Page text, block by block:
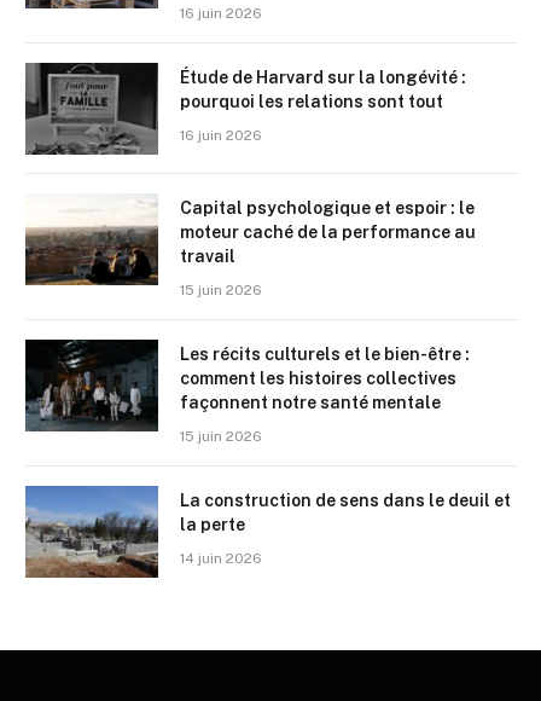
16 juin 2026
Étude de Harvard sur la longévité :
pourquoi les relations sont tout
16 juin 2026
Capital psychologique et espoir : le
moteur caché de la performance au
travail
15 juin 2026
Les récits culturels et le bien-être :
comment les histoires collectives
façonnent notre santé mentale
15 juin 2026
La construction de sens dans le deuil et
la perte
14 juin 2026